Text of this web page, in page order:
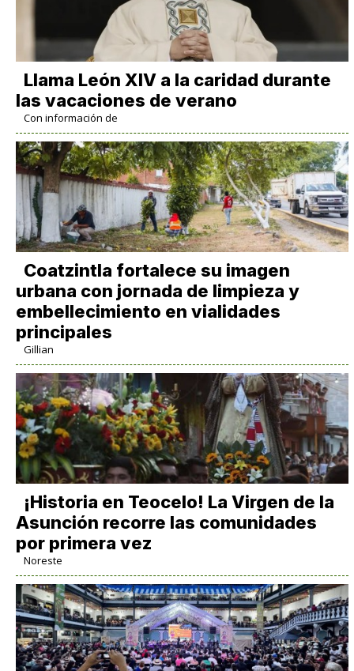
Llama León XIV a la caridad durante
las vacaciones de verano
Con información de
Coatzintla fortalece su imagen
urbana con jornada de limpieza y
embellecimiento en vialidades
principales
Gillian
​¡Historia en Teocelo! La Virgen de la
Asunción recorre las comunidades
por primera vez
Noreste